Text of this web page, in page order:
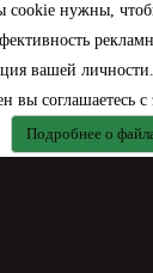
нужны,
вашей
соглашаетесь
Подробнее о